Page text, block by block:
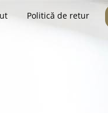
Politică de retur